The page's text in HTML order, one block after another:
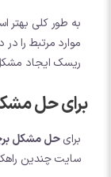
به طور کلی بهتر
موارد مرتبط را
ریسک ایجاد
برای حل
برایحل مشکل
سایت چندین